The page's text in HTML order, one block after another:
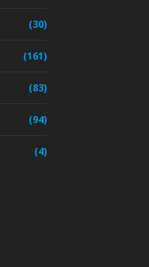
(30)
(161)
(83)
(94)
(4)